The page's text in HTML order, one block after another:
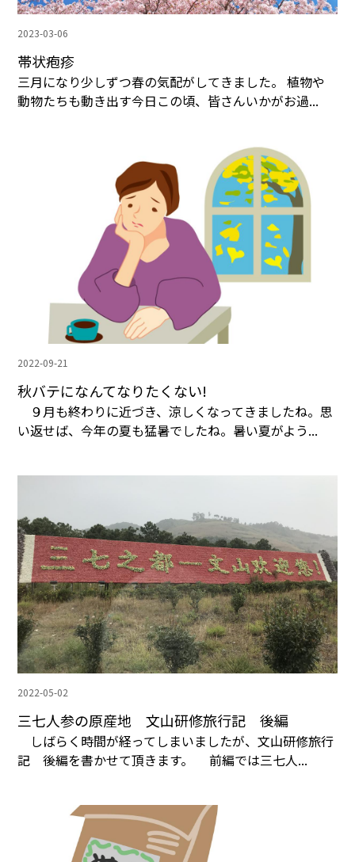
2023-03-06
帯状疱疹
三月になり少しずつ春の気配がしてきました。 植物や
動物たちも動き出す今日この頃、皆さんいかがお過...
2022-09-21
秋バテになんてなりたくない!
９月も終わりに近づき、涼しくなってきましたね。思
い返せば、今年の夏も猛暑でしたね。暑い夏がよう...
2022-05-02
三七人参の原産地 文山研修旅行記 後編
しばらく時間が経ってしまいましたが、文山研修旅行
記 後編を書かせて頂きます。 前編では三七人...